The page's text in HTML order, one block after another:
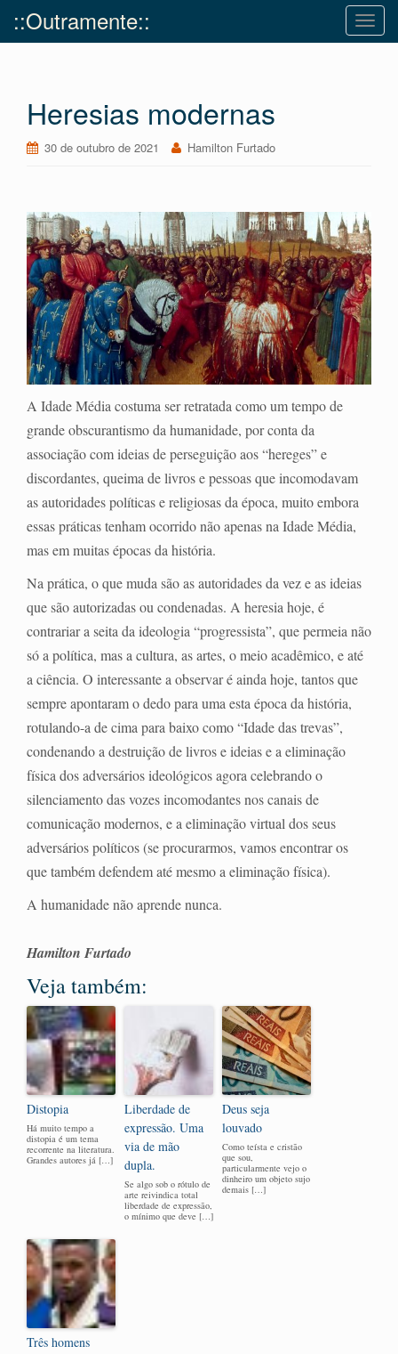
T
o
i
g
a
t
i
o
n
::Outramente::
Heresias modernas
30 de outubro de 2021 Hamilton Furtado
A Idade Média costuma ser retratada como um tempo de
grande obscurantismo da humanidade, por conta da
associação com ideias de perseguição aos “hereges” e
discordantes, queima de livros e pessoas que incomodavam
as autoridades políticas e religiosas da época, muito embora
essas práticas tenham ocorrido não apenas na Idade Média,
mas em muitas épocas da história.
Na prática, o que muda são as autoridades da vez e as ideias
que são autorizadas ou condenadas. A heresia hoje, é
contrariar a seita da ideologia “progressista”, que permeia não
só a política, mas a cultura, as artes, o meio acadêmico, e até
a ciência. O interessante a observar é ainda hoje, tantos que
sempre apontaram o dedo para uma esta época da história,
rotulando-a de cima para baixo como “Idade das trevas”,
condenando a destruição de livros e ideias e a eliminação
física dos adversários ideológicos agora celebrando o
silenciamento das vozes incomodantes nos canais de
comunicação modernos, e a eliminação virtual dos seus
adversários políticos (se procurarmos, vamos encontrar os
que também defendem até mesmo a eliminação física).
A humanidade não aprende nunca.
Hamilton Furtado
Veja também:
Distopia
Há muito tempo a
distopia é um tema
recorrente na literatura.
Grandes autores já […]
Liberdade de
expressão. Uma
via de mão
dupla.
Se algo sob o rótulo de
arte reivindica total
liberdade de expressão,
o mínimo que deve […]
Deus seja
louvado
Como teísta e cristão
que sou,
particularmente vejo o
dinheiro um objeto sujo
demais […]
Três homens